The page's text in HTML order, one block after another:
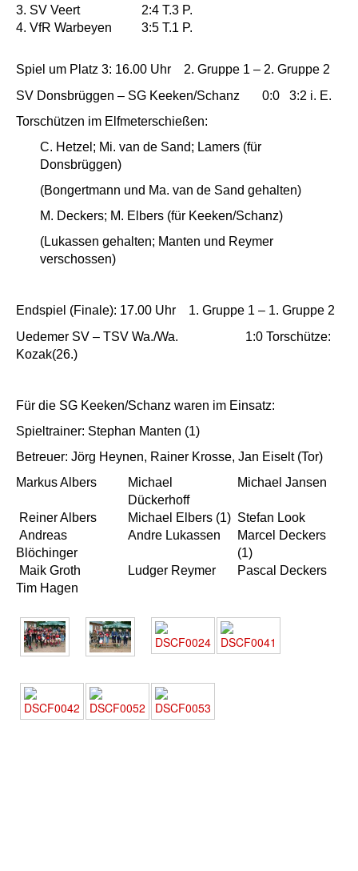
3. SV Veert
2:4 T.3 P.
4. VfR Warbeyen
3:5 T.1 P.
Spiel um Platz 3: 16.00 Uhr 2. Gruppe 1 – 2. Gruppe 2
SV Donsbrüggen – SG Keeken/Schanz
0:0
3:2 i. E.
Torschützen im Elfmeterschießen:
C. Hetzel; Mi. van de Sand; Lamers (für
Donsbrüggen)
(Bongertmann und Ma. van de Sand gehalten)
M. Deckers; M. Elbers (für Keeken/Schanz)
(Lukassen gehalten; Manten und Reymer
verschossen)
Endspiel (Finale): 17.00 Uhr 1. Gruppe 1 – 1. Gruppe 2
Uedemer SV – TSV Wa./Wa.
1:0 Torschütze:
Kozak(26.)
Für die SG Keeken/Schanz waren im Einsatz:
Spieltrainer: Stephan Manten (1)
Betreuer: Jörg Heynen, Rainer Krosse, Jan Eiselt (Tor)
Markus Albers
Michael
Dückerhoff
Michael Jansen
Reiner Albers Michael Elbers (1) Stefan Look
Andreas
Blöchinger
Andre Lukassen
Marcel Deckers
(1)
Maik Groth
Ludger Reymer
Pascal Deckers
Tim Hagen